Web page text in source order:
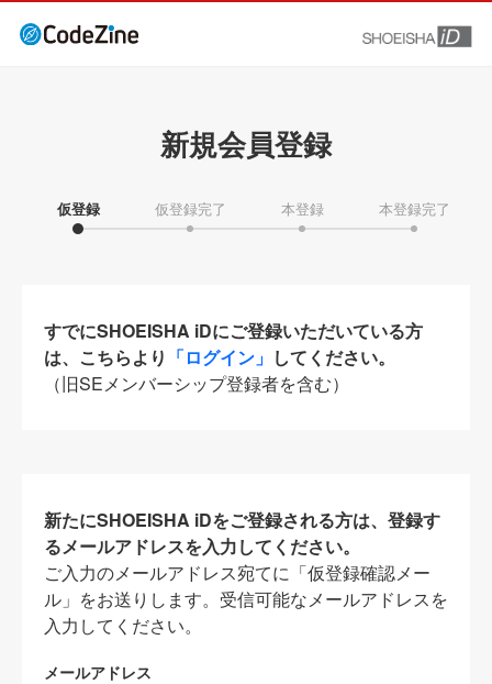
新規会員登録
仮登録 仮登録完了 本登録 本登録完了
すでにSHOEISHA iDにご登録いただいている方
は、こちらより 「ログイン」 してください。
（旧SEメンバーシップ登録者を含む）
新たにSHOEISHA iDをご登録される方は、登録す
るメールアドレスを入力してください。
ご入力のメールアドレス宛てに「仮登録確認メー
ル」をお送りします。受信可能なメールアドレスを
入力してください。
メールアドレス